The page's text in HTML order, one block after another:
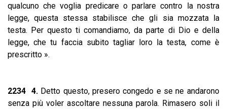
qualcuno che voglia predicare o parlare contro la nostra
legge, questa stessa stabilisce che gli sia mozzata la
testa. Per questo ti comandiamo, da parte di Dio e della
legge, che tu faccia subito tagliar loro la testa, come è
prescritto ».
2234 4. Detto questo, presero congedo e se ne andarono
senza più voler ascoltare nessuna parola. Rimasero soli il